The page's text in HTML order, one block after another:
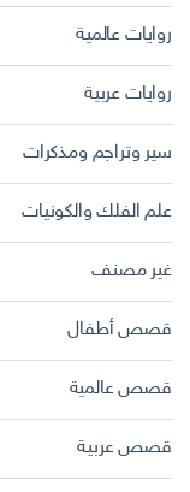
روايات عالمية
روايات عربية
سير وتراجم ومذكرات
علم الفلك والكونيات
غير مصنف
قصص أطفال
قصص عالمية
قصص عربية